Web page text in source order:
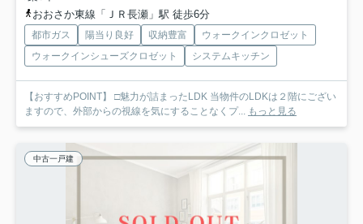
おおさか東線「ＪＲ長瀬」駅 徒歩6分
都市ガス 陽当り良好 収納豊富
ウォークインクロゼット
ウォークインシューズクロゼット
システムキッチン
【おすすめPOINT】 □魅力が詰まったLDK 当物件のLDKは２階にござい
ますので、外部からの視線を気にすることなくプ...
もっと見る
中古一戸建